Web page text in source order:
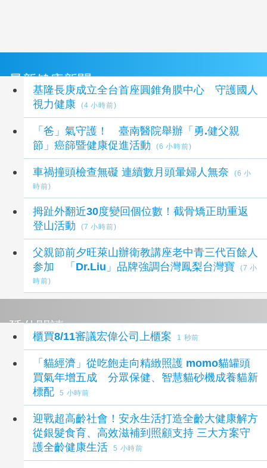
最新健康新聞
基隆長庚成立全台首座圓錐角膜中心 守護國人
視力健康
(4 小時前)
「爸」氣守護！ 臺南醫院舉辦「勇.健父親
節」癌篩暨健康促進活動
(6 小時前)
車禍撞頭檢查無礙 連續數月頭暈婦人無奈
(6 小
時前)
拇趾外翻近30度變回個位數！截骨矯正助重返
登山活動
(7 小時前)
父親節前夕旺萊山辦衛教講座老中青三代百餘人
参加 「Dr.Liu」品牌強調台灣鳳梨台灣寶
(7 小
時前)
延伸閱讀
櫃買8/11審議宏偉公司上櫃案 1 秒前
「貓經濟」從吃飽走向精緻照護 momo貓罐頭
買氣年增五成 分眾保健、智慧貓砂機成養貓新
標配
5 小時前
迎戰超高齡社會！安永生活打造全齡大健康解方
從銀髮食育、高效滋補到照顧支持 三大方案守
護全齡健康生活
5 小時前